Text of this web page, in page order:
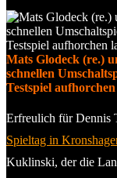
Mats Glodeck (re.)
schnellen
Testspiel
Erfreulich für Dennis
Spieltag in
Kuklinski, der die